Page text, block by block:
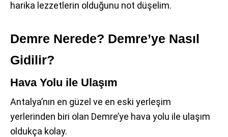
harika lezzetlerin olduğunu not düşelim.
Demre Nerede? Demre’ye Nasıl
Gidilir?
Hava Yolu ile Ulaşım
Antalya’nın en güzel ve en eski yerleşim
yerlerinden biri olan Demre’ye hava yolu ile ulaşım
oldukça kolay.